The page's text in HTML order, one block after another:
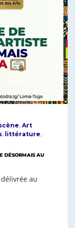
, Art
, littérature,
DÉSORMAIS AU
délivrée au